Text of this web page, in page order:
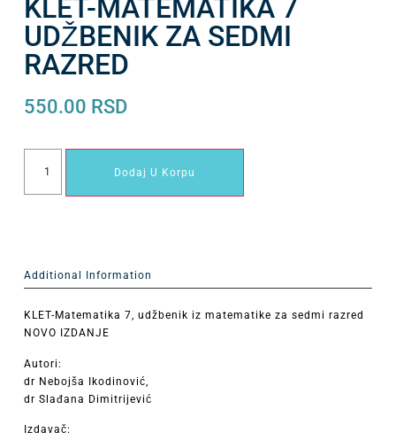
KLET-MATEMATIKA 7
UDŽBENIK ZA SEDMI
RAZRED
550.00 RSD
Dodaj U Korpu
Additional Information
KLET-Matematika 7, udžbenik iz matematike za sedmi razred
NOVO IZDANJE
Autori:
dr Nebojša Ikodinović,
dr Slađana Dimitrijević
Izdavač: